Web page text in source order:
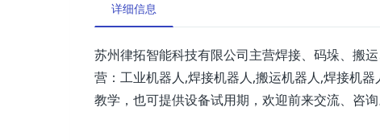
详细信息
苏州律拓智能科技有限公司主营焊接、码垛、搬
营：工业机器人,焊接机器人,搬运机器人,焊接机
教学，也可提供设备试用期，欢迎前来交流、咨询